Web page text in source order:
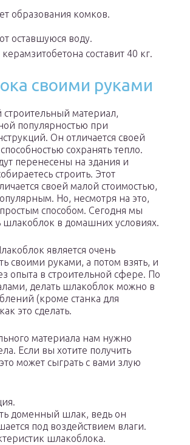
образования комков.
оставшуюся воду.
составит 40 кг.
своими руками
материал,
популярностью при
Он отличается своей
сохранять тепло.
перенесены на здания и
строить. Этот
своей малой стоимостью,
Но, несмотря на это,
способом. Сегодня мы
шлакоблок в домашних условиях.
является очень
своими руками, а потом взять, и
опыта в строительной сфере. По
делать шлакоблок можно в
(кроме станка для
это сделать.
материала нам нужно
Если вы хотите получить
может сыграть с вами злую
доменный шлак, ведь он
под воздействием влаги.
шлакоблока.